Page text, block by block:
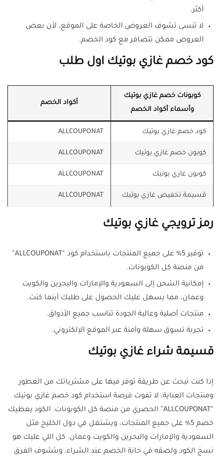
أكثر.
لا تنسى تشوف العروض الخاصة على الموقع، لأن بعض
العروض ممكن تتضافر مع كود الخصم.
كود خصم غازي بوتيك اول طلب
كوبونات خصم غازي بوتيك
وأسماء أكواد الخصم
أكواد الخصم
كود خصم غازي بوتيك ALLCOUPONAT
كوبون خصم غازي بوتيك ALLCOUPONAT
كوبون غازي بوتيك ALLCOUPONAT
قسيمة تخفيض غازي بوتيك ALLCOUPONAT
رمز ترويجي غازي بوتيك
توفير 5% على جميع المنتجات باستخدام كود “ALLCOUPONAT”
من منصة كل الكوبونات.
إمكانية الشحن إلى السعودية والإمارات والبحرين والكويت
وعمان، مما يسهل عليك الحصول على طلبك أينما كنت.
منتجات أصلية وعالية الجودة تناسب جميع الأذواق.
تجربة تسوق سهلة وآمنة عبر الموقع الإلكتروني.
قسيمة شراء غازي بوتيك
إذا كنت تبحث عن طريقة توفر فيها على مشترياتك من العطور
ومنتجات العناية، لا تفوت فرصة استخدام كود خصم غازي بوتيك
“ALLCOUPONAT” الحصري من منصة كل الكوبونات. الكود يعطيك
خصم 5% على جميع المنتجات، ويشتغل في دول الخليج مثل
السعودية والإمارات والبحرين والكويت وعمان. كل اللي عليك هو
نسخ الكود ولصقه في خانة الخصم عند الشراء، وبتشوف الفرق